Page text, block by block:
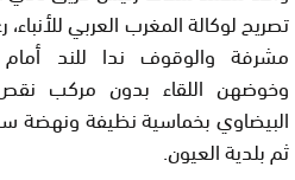
تصريح لوكالة المغرب العربي
مشرفة والوقوف ندا للند
وخوضهن اللقاء بدون مركب
البيضاوي بخماسية نظيفة ونهضة
ثم بلدية العيون.